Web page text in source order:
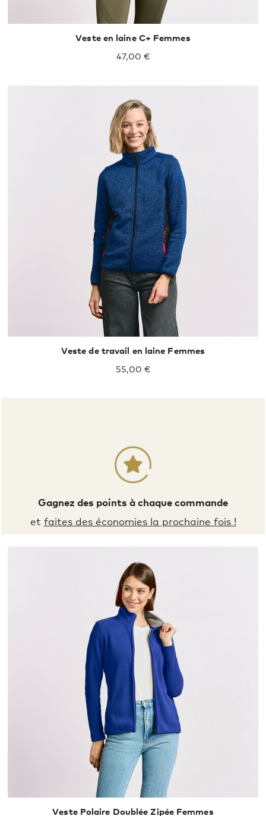
Veste en laine C+ Femmes
47,00 €
Veste de travail en laine Femmes
55,00 €
Gagnez des points à chaque commande
et faites des économies la prochaine fois !
Veste Polaire Doublée Zipée Femmes